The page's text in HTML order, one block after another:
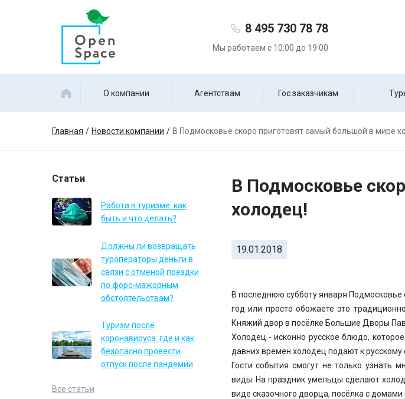
8 495 730 78 78
Мы работаем с 10:00 до 19:00
О компании Агентствам Гос.заказчикам
Главная Новости компании В Подмосковье скоро приготовят самый большой в мире
Статьи
Работа в туризме: как
быть и что делать?
Должны ли возвращать
туроператоры деньги в
связи с отменой поездки
по форс-мажорным
обстоятельствам?
Туризм после
коронавируса: где и как
безопасно провести
отпуск после пандемии
Все статьи
В Подмосковье
холодец!
19.01.2018
В последнюю субботу января Подмосковье
год или просто обожаете это
Княжий двор в посёлке Большие Дворы
Холодец - исконно русское блюдо,
давних времён холодец подают к
Гости события смогут не только узнать
виды. На праздник умельцы сделают
виде сказочного дворца, посёлка с